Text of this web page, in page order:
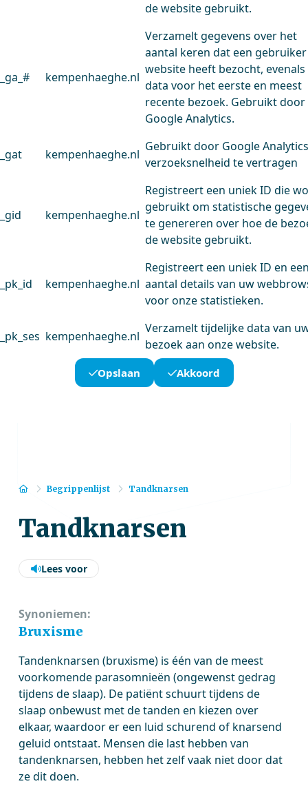
de website gebruikt.
_ga_# kempenhaeghe.nl
Verzamelt gegevens over het
aantal keren dat een
website heeft bezocht, evenals
data voor het eerste en meest
recente bezoek. Gebruikt door
Google Analytics.
_gat kempenhaeghe.nl
Gebruikt door Google
verzoeksnelheid te vertragen
_gid kempenhaeghe.nl
Registreert een uniek ID die
gebruikt om statistische
te genereren over hoe de
de website gebruikt.
_pk_id kempenhaeghe.nl
Registreert een uniek ID en
aantal details van uw
voor onze statistieken.
_pk_ses kempenhaeghe.nl
Verzamelt tijdelijke data van
bezoek aan onze website.
Opslaan Akkoord
HomeBegrippenlijst Tandknarsen
Tandknarsen
Lees voor
Synoniemen:
Bruxisme
Tandenknarsen (bruxisme) is één van de meest
voorkomende parasomnieën (ongewenst gedrag
tijdens de slaap). De patiënt schuurt tijdens de
slaap onbewust met de tanden en kiezen over
elkaar, waardoor er een luid schurend of knarsend
geluid ontstaat. Mensen die last hebben van
tandenknarsen, hebben het zelf vaak niet door dat
ze dit doen.